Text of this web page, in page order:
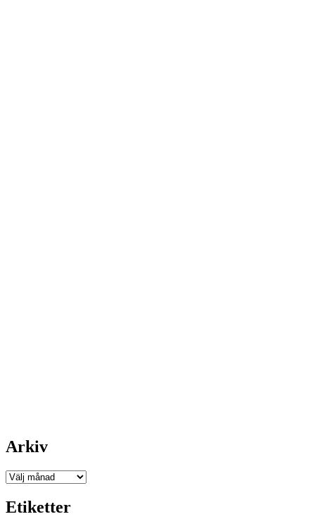
Arkiv
Arkiv
Etiketter